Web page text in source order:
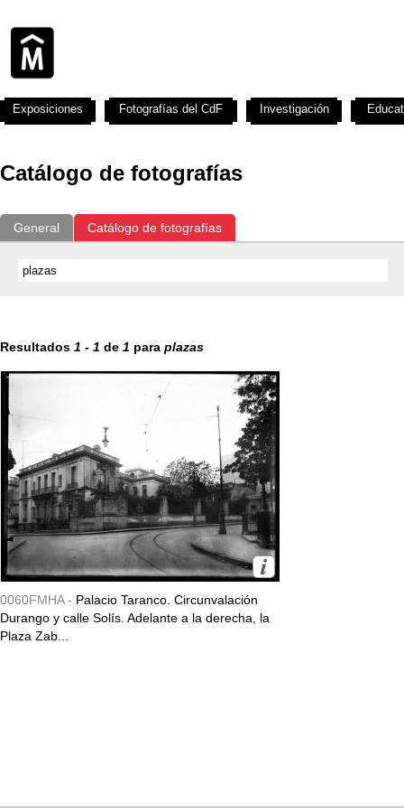
Catálogo de fotografías
General Catálogo de fotografías
Resultados 1 - 1 de 1 para plazas
0060FMHA - Palacio Taranco. Circunvalación
Durango y calle Solís. Adelante a la derecha, la
Plaza Zab...
Exposiciones Fotografías del CdF Investigación